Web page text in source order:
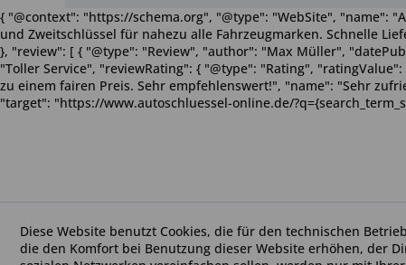
Diese Website benutzt Cookies, die für den technischen
die den Komfort bei Benutzung dieser Website erhöhen, der
{ "@context": "https://schema.org", "@type": "WebSite", "name":
und Zweitschlüssel für nahezu alle Fahrzeugmarken. Schnelle
}, "review": [ { "@type": "Review", "author": "Max Müller",
"Toller Service", "reviewRating": { "@type": "Rating",
zu einem fairen Preis. Sehr empfehlenswert!", "name": "Sehr
"target": "https://www.autoschluessel-online.de/